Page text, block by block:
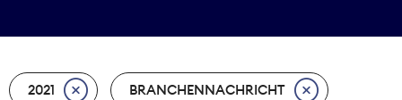
Nachhaltigkeit
2021 BRANCHENNACHRICHT